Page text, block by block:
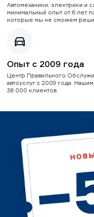
Автомеханики, электрики и
минимальный опыт от 6 лет
которые мы не сможем
Опыт с 2009 года
Центр Правильного
автоуслуг с 2009 года.
38 000 клиентов.